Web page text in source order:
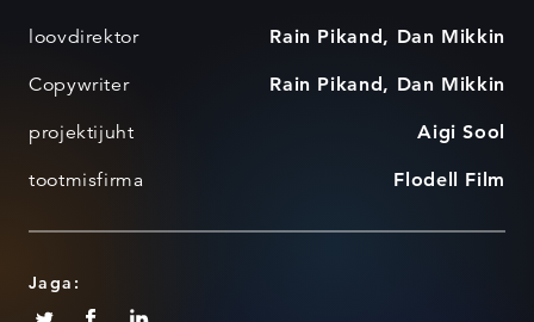
loovdirektor Rain Pikand, Dan Mikkin
Copywriter Rain Pikand, Dan Mikkin
projektijuht Aigi Sool
tootmisfirma Flodell Film
Jaga: